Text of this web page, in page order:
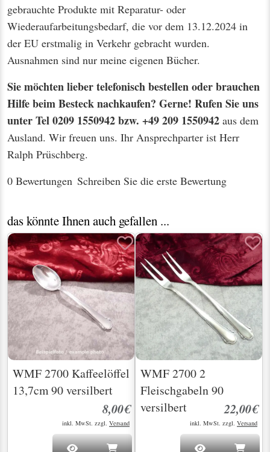
gebrauchte Produkte mit Reparatur- oder
Wiederaufarbeitungsbedarf, die vor dem 13.12.2024 in
der EU erstmalig in Verkehr gebracht wurden.
Ausnahmen sind nur meine eigenen Bücher.
Sie möchten lieber telefonisch bestellen oder brauchen
Hilfe beim Besteck nachkaufen? Gerne! Rufen Sie uns
unter Tel 0209 1550942 bzw. +49 209 1550942 aus dem
Ausland. Wir freuen uns. Ihr Ansprechparter ist Herr
Ralph Prüschberg.
0 Bewertungen Schreiben Sie die erste Bewertung
das könnte Ihnen auch gefallen ...
WMF 2700 Kaffeelöffel
13,7cm 90 versilbert
8,00€
inkl. MwSt. zzgl. Versand
WMF 2700 2
Fleischgabeln 90
versilbert
22,00€
inkl. MwSt. zzgl. Versand